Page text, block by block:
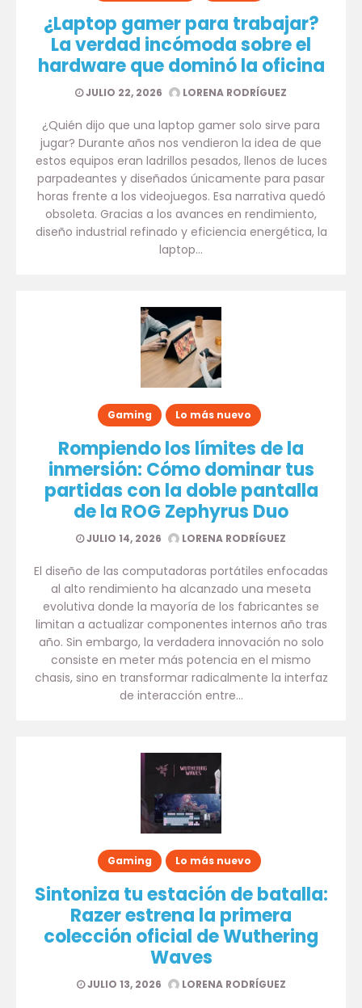
¿Laptop gamer para trabajar?
La verdad incómoda sobre el
hardware que dominó la oficina
JULIO 22, 2026 LORENA RODRÍGUEZ
¿Quién dijo que una laptop gamer solo sirve para
jugar? Durante años nos vendieron la idea de que
estos equipos eran ladrillos pesados, llenos de luces
parpadeantes y diseñados únicamente para pasar
horas frente a los videojuegos. Esa narrativa quedó
obsoleta. Gracias a los avances en rendimiento,
diseño industrial refinado y eficiencia energética, la
laptop…
Gaming Lo más nuevo
Rompiendo los límites de la
inmersión: Cómo dominar tus
partidas con la doble pantalla
de la ROG Zephyrus Duo
JULIO 14, 2026 LORENA RODRÍGUEZ
El diseño de las computadoras portátiles enfocadas
al alto rendimiento ha alcanzado una meseta
evolutiva donde la mayoría de los fabricantes se
limitan a actualizar componentes internos año tras
año. Sin embargo, la verdadera innovación no solo
consiste en meter más potencia en el mismo
chasis, sino en transformar radicalmente la interfaz
de interacción entre…
Gaming Lo más nuevo
Sintoniza tu estación de batalla:
Razer estrena la primera
colección oficial de Wuthering
Waves
JULIO 13, 2026 LORENA RODRÍGUEZ